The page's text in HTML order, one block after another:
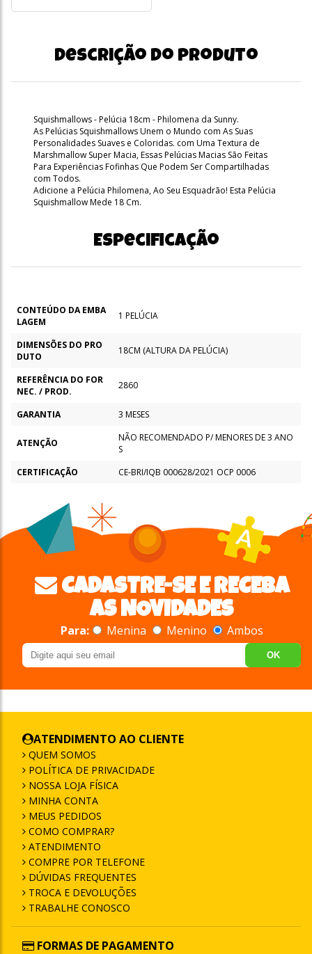
Descrição do produto
Squishmallows - Pelúcia 18cm - Philomena da Sunny.
As Pelúcias Squishmallows Unem o Mundo com As Suas
Personalidades Suaves e Coloridas. com Uma Textura de
Marshmallow Super Macia, Essas Pelúcias Macias São Feitas
Para Experiências Fofinhas Que Podem Ser Compartilhadas
com Todos.
Adicione a Pelúcia Philomena, Ao Seu Esquadrão! Esta Pelúcia
Squishmallow Mede 18 Cm.
Especificação
CONTEÚDO DA EMBA
LAGEM
1 PELÚCIA
DIMENSÕES DO PRO
DUTO
18CM (ALTURA DA PELÚCIA)
REFERÊNCIA DO FOR
NEC. / PROD.
2860
GARANTIA 3 MESES
ATENÇÃO
NÃO RECOMENDADO P/ MENORES DE 3 ANO
S
CERTIFICAÇÃO
CE-BRI/IQB 000628/2021 OCP 0006
CADASTRE-SE E RECEBA
AS NOVIDADES
Para: Menina Menino Ambos
OK
ATENDIMENTO AO CLIENTE
QUEM SOMOS
POLÍTICA DE PRIVACIDADE
NOSSA LOJA FÍSICA
MINHA CONTA
MEUS PEDIDOS
COMO COMPRAR?
ATENDIMENTO
COMPRE POR TELEFONE
DÚVIDAS FREQUENTES
TROCA E DEVOLUÇÕES
TRABALHE CONOSCO
FORMAS DE PAGAMENTO